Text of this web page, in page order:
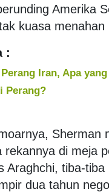
Amerika
kuasa menahan
:
Iran, Apa
Perang?
Sherman
rekannya di meja
Araghchi, tiba-
dua tahun